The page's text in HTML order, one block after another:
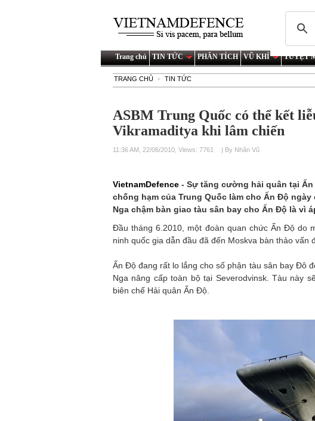
Trang chủ TIN TỨC PHÂN TÍCH VŨ KHÍ TUYỆT
TRANG CHỦ TIN TỨC
ASBM Trung Quốc có thể kết
Vikramaditya khi lâm chiến
11:36 AM, 22/06/2010, Views: 7761 | By Nhân Vũ
VietnamDefence - Sự tăng cường hải quân tại
chống hạm của Trung Quốc làm cho Ấn Độ
Nga chậm bàn giao tàu sân bay cho Ấn Độ là vì
Đầu tháng 6.2010, một đoàn quan chức Ấn Độ do
ninh quốc gia dẫn đầu đã đến Moskva bàn thảo vấn
Ấn Độ đang rất lo lắng cho số phận tàu sân bay Đô
Nga nâng cấp toàn bộ tại Severodvinsk. Tàu này
biên chế Hải quân Ấn Độ.